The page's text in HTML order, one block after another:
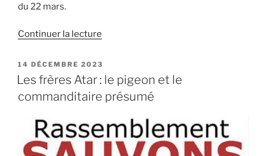
du 22 mars.
Continuer la lecture
et
el
Khalid
el
Bakraoui,
deux
truands
PUBLIÉ
LE
14 DÉCEMBRE 2023
Les frères Atar : le pigeon et le
commanditaire présumé